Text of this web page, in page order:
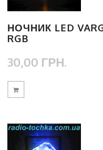
НОЧНИК LED
RGB
30,00 ГРН.